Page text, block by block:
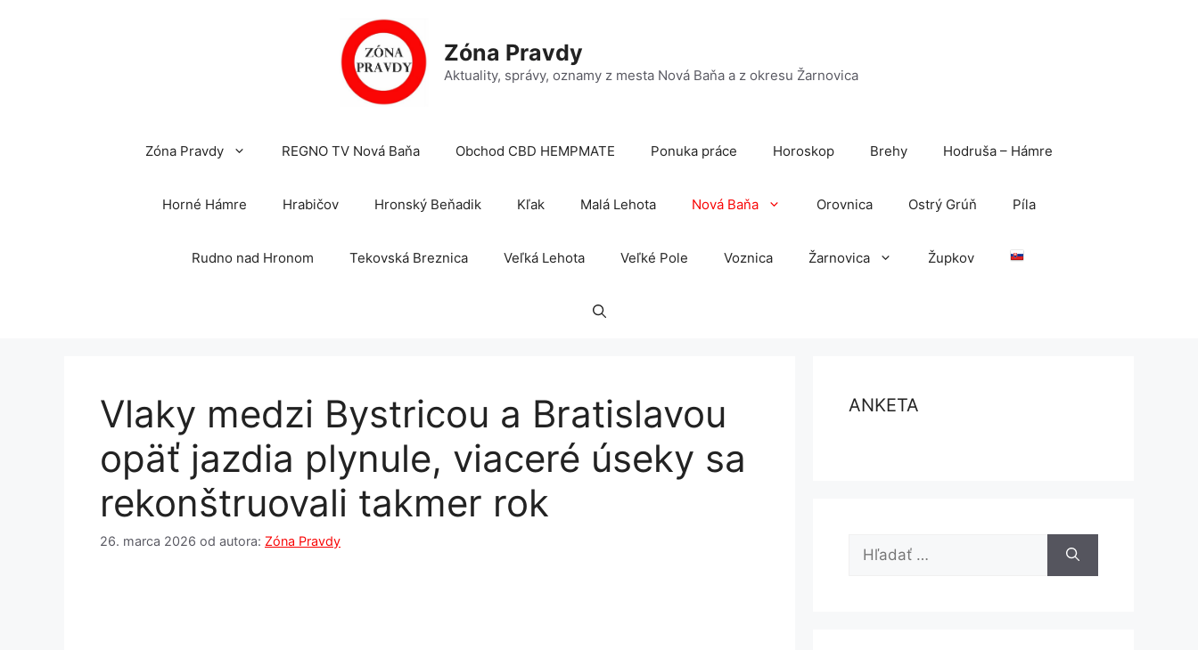
Zóna Pravdy
Aktuality, správy, oznamy z mesta Nová Baňa a z okresu Žarnovica
Zóna Pravdy REGNO TV Nová Baňa Obchod CBD HEMPMATE Ponuka práce Horoskop Brehy Hodruša – Hámre
Horné Hámre Hrabičov Hronský Beňadik Kľak Malá Lehota Nová Baňa Orovnica Ostrý Grúň Píla
Rudno nad Hronom Tekovská Breznica Veľká Lehota Veľké Pole Voznica Žarnovica Župkov
Vlaky medzi Bystricou a Bratislavou
opäť jazdia plynule, viaceré úseky sa
rekonštruovali takmer rok
26. marca 2026 od autora: Zóna Pravdy
ANKETA
Hľadať: